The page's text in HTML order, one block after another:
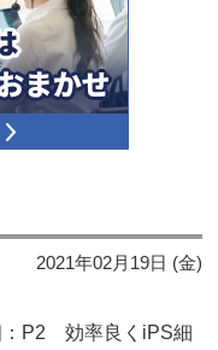
2021年02月19日 (金)
P2 効率良くiPS細